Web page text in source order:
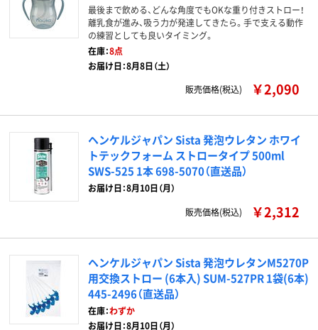
最後まで飲める、どんな角度でもOKな重り付きストロー！
離乳食が進み、吸う力が発達してきたら。手で支える動作
の練習としても良いタイミング。
在庫：8点
お届け日：8月8日（土）
販売価格(税込)
￥2,090
ヘンケルジャパン Sista 発泡ウレタン ホワイ
トテックフォーム ストロータイプ 500ml
SWS-525 1本 698-5070（直送品）
お届け日：8月10日（月）
販売価格(税込)
￥2,312
ヘンケルジャパン Sista 発泡ウレタンM5270P
用交換ストロー (6本入) SUM-527PR 1袋(6本)
445-2496（直送品）
在庫：わずか
お届け日：8月10日（月）